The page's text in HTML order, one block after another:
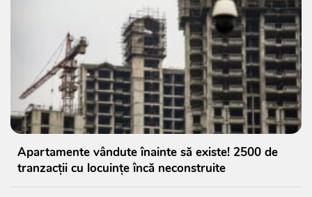
Apartamente vândute înainte să existe! 2500 de
tranzacții cu locuințe încă neconstruite